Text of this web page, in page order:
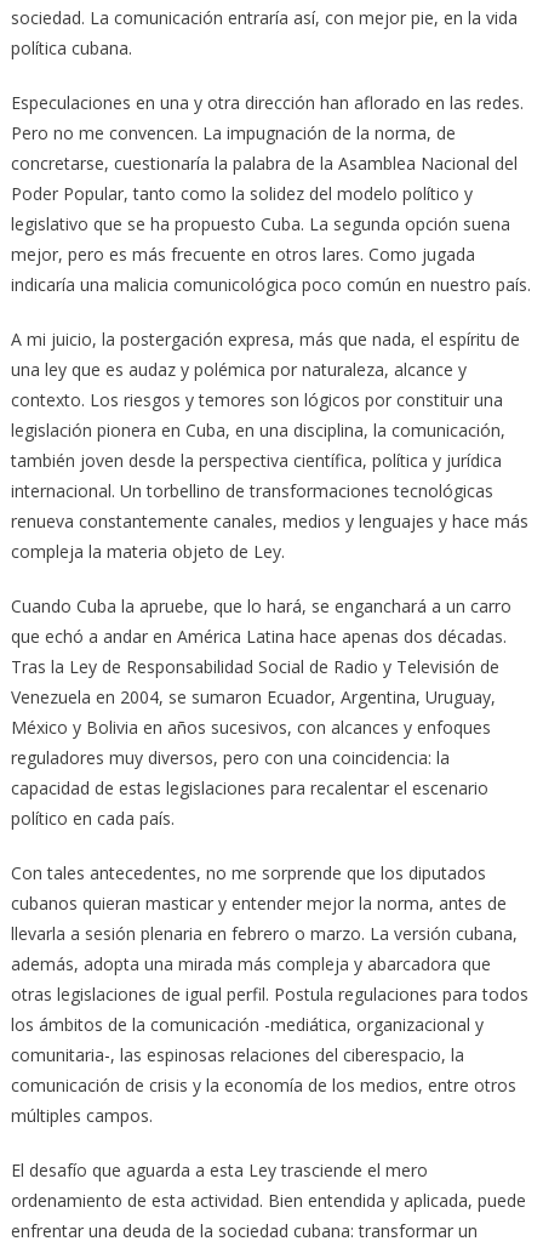
sociedad. La comunicación entraría así, con mejor pie, en la vida
política cubana.
Especulaciones en una y otra dirección han aflorado en las redes.
Pero no me convencen. La impugnación de la norma, de
concretarse, cuestionaría la palabra de la Asamblea Nacional del
Poder Popular, tanto como la solidez del modelo político y
legislativo que se ha propuesto Cuba. La segunda opción suena
mejor, pero es más frecuente en otros lares. Como jugada
indicaría una malicia comunicológica poco común en nuestro país.
A mi juicio, la postergación expresa, más que nada, el espíritu de
una ley que es audaz y polémica por naturaleza, alcance y
contexto. Los riesgos y temores son lógicos por constituir una
legislación pionera en Cuba, en una disciplina, la comunicación,
también joven desde la perspectiva científica, política y jurídica
internacional. Un torbellino de transformaciones tecnológicas
renueva constantemente canales, medios y lenguajes y hace más
compleja la materia objeto de Ley.
Cuando Cuba la apruebe, que lo hará, se enganchará a un carro
que echó a andar en América Latina hace apenas dos décadas.
Tras la Ley de Responsabilidad Social de Radio y Televisión de
Venezuela en 2004, se sumaron Ecuador, Argentina, Uruguay,
México y Bolivia en años sucesivos, con alcances y enfoques
reguladores muy diversos, pero con una coincidencia: la
capacidad de estas legislaciones para recalentar el escenario
político en cada país.
Con tales antecedentes, no me sorprende que los diputados
cubanos quieran masticar y entender mejor la norma, antes de
llevarla a sesión plenaria en febrero o marzo. La versión cubana,
además, adopta una mirada más compleja y abarcadora que
otras legislaciones de igual perfil. Postula regulaciones para todos
los ámbitos de la comunicación -mediática, organizacional y
comunitaria-, las espinosas relaciones del ciberespacio, la
comunicación de crisis y la economía de los medios, entre otros
múltiples campos.
El desafío que aguarda a esta Ley trasciende el mero
ordenamiento de esta actividad. Bien entendida y aplicada, puede
enfrentar una deuda de la sociedad cubana: transformar un